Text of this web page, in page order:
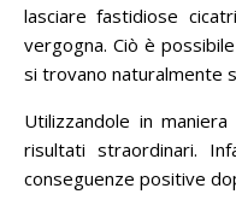
lasciare fastidiose
vergogna. Ciò è
si trovano naturalmente
Utilizzandole in
risultati straordinari.
conseguenze positive